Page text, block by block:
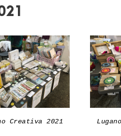
Creativa 2021